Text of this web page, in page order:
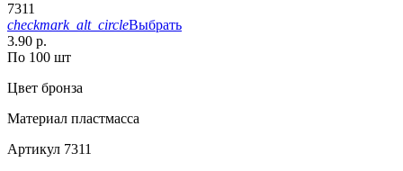
7311
checkmark_alt_circleВыбрать
3.90 р.
По 100 шт
Цвет бронза
Материал пластмасса
Артикул 7311